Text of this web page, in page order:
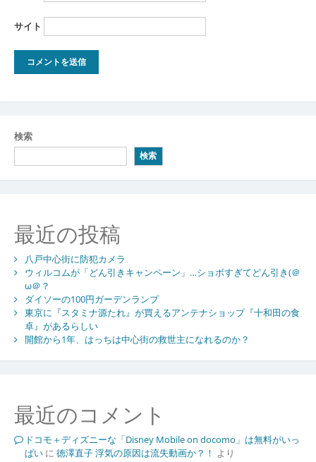
サイト
検索
検索
最近の投稿
八戸中心街に防犯カメラ
ウィルコムが「どん引きキャンペーン」…ショボすぎてどん引き(＠
ω＠？
ダイソーの100円ガーデンランプ
東京に『スタミナ源たれ』が買えるアンテナショップ『十和田の食
卓』があるらしい
開館から1年、はっちは中心街の救世主になれるのか？
最近のコメント
ドコモ＋ディズニーな「Disney Mobile on docomo」は無料がいっ
ぱいに 徳澤直子 浮気の原因は流失動画か？！ より